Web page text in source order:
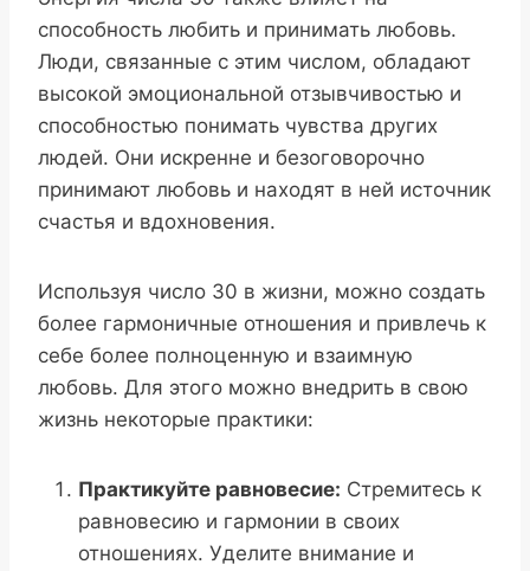
способность любить и принимать любовь.
Люди, связанные с этим числом, обладают
высокой эмоциональной отзывчивостью и
способностью понимать чувства других
людей. Они искренне и безоговорочно
принимают любовь и находят в ней источник
счастья и вдохновения.
Используя число 30 в жизни, можно создать
более гармоничные отношения и привлечь к
себе более полноценную и взаимную
любовь. Для этого можно внедрить в свою
жизнь некоторые практики:
Практикуйте равновесие: Стремитесь к
равновесию и гармонии в своих
отношениях. Уделите внимание и